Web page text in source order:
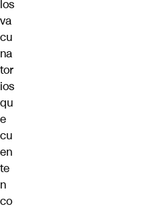
los
va
cu
na
tor
ios
qu
e
cu
en
te
n
co